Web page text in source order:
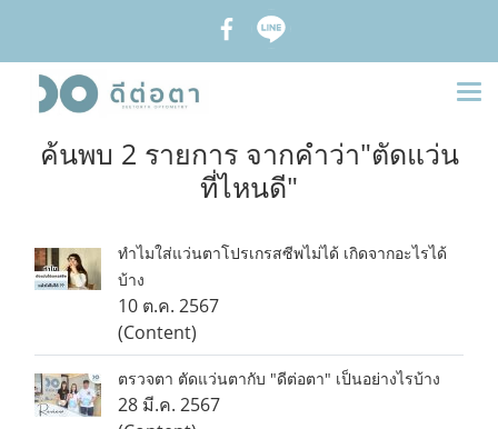
ค้นพบ 2 รายการ จากคำว่า"ตัดแว่น
ที่ไหนดี"
ทำไมใส่แว่นตาโปรเกรสซีพไม่ได้ เกิดจากอะไรได้
บ้าง
10 ต.ค. 2567
(Content)
ตรวจตา ตัดแว่นตากับ "ดีต่อตา" เป็นอย่างไรบ้าง
28 มี.ค. 2567